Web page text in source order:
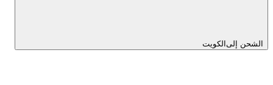
الشحن إلىالكويت